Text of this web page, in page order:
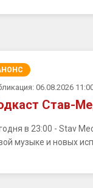
06.08.2026
Став-
в 23:00 - Stav
музыке и новых